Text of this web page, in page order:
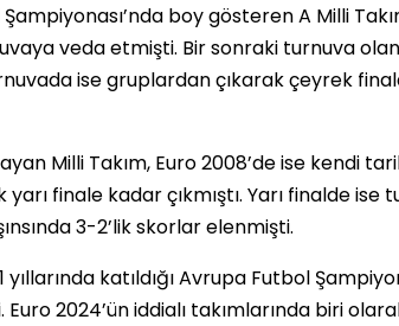
boy gösteren A Milli
veda etmişti. Bir sonraki turnuva
ise gruplardan çıkarak çeyrek
Milli Takım, Euro 2008’de ise kendi
finale kadar çıkmıştı. Yarı finalde ise
3-2’lik skorlar elenmişti.
yıllarında katıldığı Avrupa Futbol
2024’ün iddialı takımlarında biri